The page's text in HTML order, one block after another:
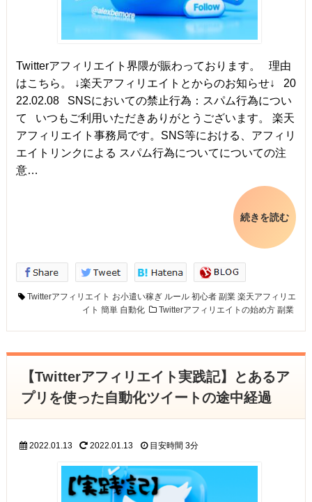
Twitterアフィリエイト界隈が賑わっております。 理由
はこちら。 ↓楽天アフィリエイトとからのお知らせ↓ 20
22.02.08 SNSにおいての禁止行為：スパム行為につい
て ​​​​​​​いつもご利用いただきありがとうございます。 楽天
アフィリエイト事務局です。SNS等における、アフィリ
エイトリンクによる スパム行為についてについての注
意…
続きを読む
Twitterアフィリエイト お小遣い稼ぎ ルール 初心者 副業 楽天アフィリエ
イト 簡単 自動化 Twitterアフィリエイトの始め方 副業
【Twitterアフィリエイト実践記】とあるア
プリを使った自動化ツイートの途中経過
2022.01.13 2022.01.13 目安時間 3分